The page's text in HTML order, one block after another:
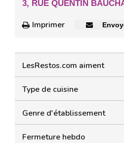
3, RUE QUENTIN
Imprimer
LesRestos.com aiment
Type de cuisine
Genre d'établissement
Fermeture hebdo